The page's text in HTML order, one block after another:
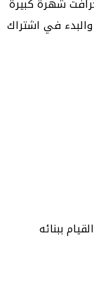
شهرة كبيرة
في اشتراك
ببنائه